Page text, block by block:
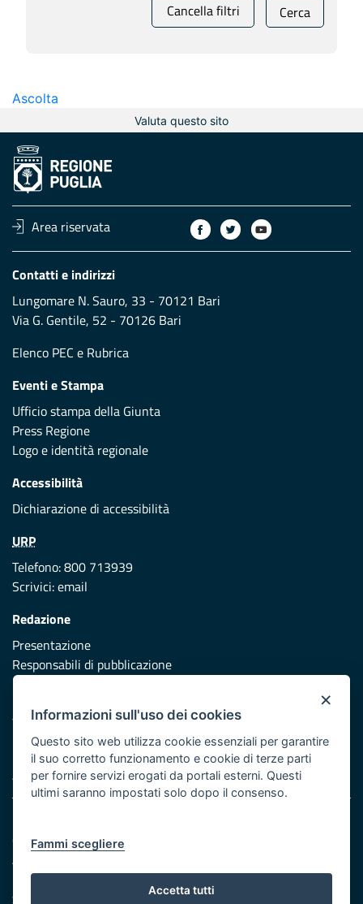
Cancella filtri Cerca
Ascolta
Valuta questo sito
Area riservata
Contatti e indirizzi
Lungomare N. Sauro, 33 - 70121 Bari
Via G. Gentile, 52 - 70126 Bari
Elenco PEC e Rubrica
Eventi e Stampa
Ufficio stampa della Giunta
Press Regione
Logo e identità regionale
Accessibilità
Dichiarazione di accessibilità
URP
Telefono: 800 713939
Scrivici:email
Redazione
Presentazione
Responsabili di pubblicazione
Vai al sito di Protezione Civile Puglia
Iniziativa finanziata con risorse del POR Puglia 2014/2020 -
Asse XI
Cookie e privacy
Atti di notifica
Feed RSS
Servizi Intranet
×
Informazioni sull'uso dei cookies
Questo sito web utilizza cookie essenziali per garantire
il suo corretto funzionamento e cookie di terze parti
per fornire servizi erogati da portali esterni. Questi
ultimi saranno impostati solo dopo il consenso.
Fammi scegliere
Accetta tutti